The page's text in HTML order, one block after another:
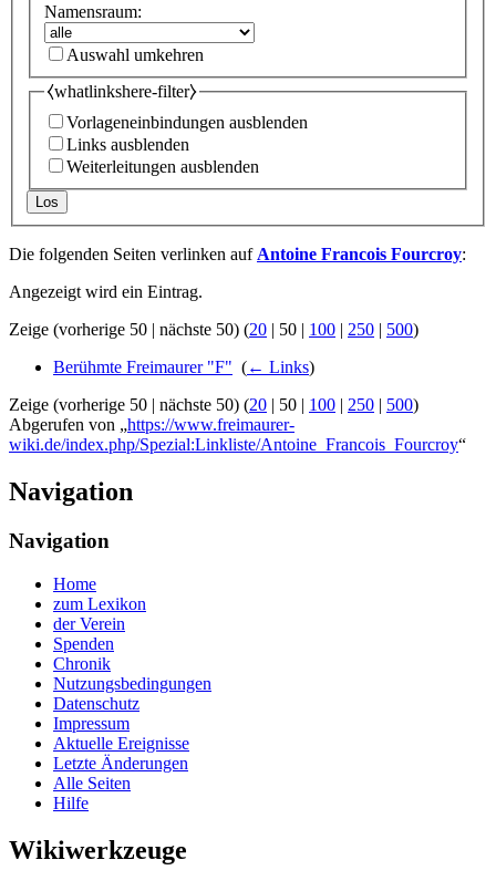
Namensraum:
Auswahl umkehren
⧼whatlinkshere-filter⧽
Vorlageneinbindungen ausblenden
Links ausblenden
Weiterleitungen ausblenden
Los
Die folgenden Seiten verlinken auf Antoine Francois Fourcroy:
Angezeigt wird ein Eintrag.
Zeige (vorherige 50 | nächste 50) (20 | 50 | 100 | 250 | 500)
Berühmte Freimaurer "F" (← Links)
Zeige (vorherige 50 | nächste 50) (20 | 50 | 100 | 250 | 500)
Abgerufen von „https://www.freimaurer-
wiki.de/index.php/Spezial:Linkliste/Antoine_Francois_Fourcroy“
Navigation
Navigation
Home
zum Lexikon
der Verein
Spenden
Chronik
Nutzungsbedingungen
Datenschutz
Impressum
Aktuelle Ereignisse
Letzte Änderungen
Alle Seiten
Hilfe
Wikiwerkzeuge